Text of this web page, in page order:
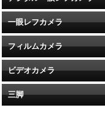
一眼レフカメラ
フィルムカメラ
ビデオカメラ
三脚